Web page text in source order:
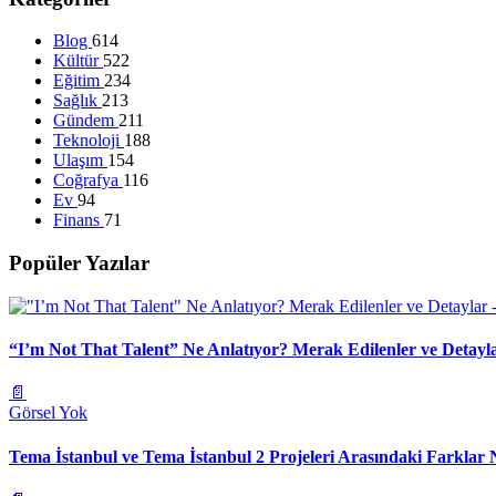
Blog 614
Kültür 522
Eğitim 234
Sağlık 213
Gündem 211
Teknoloji 188
Ulaşım 154
Coğrafya 116
Ev 94
Finans 71
Popüler Yazılar
“I’m Not That Talent” Ne Anlatıyor? Merak Edilenler ve
📄
Görsel Yok
Tema İstanbul ve Tema İstanbul 2 Projeleri Arasındaki Farklar